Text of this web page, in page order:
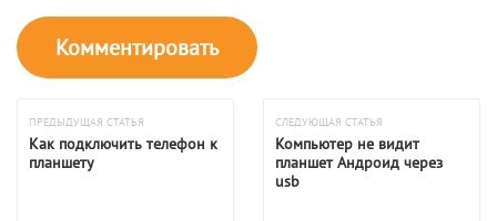
ПРЕДЫДУЩАЯ СТАТЬЯ
Как подключить телефон к
планшету
СЛЕДУЮЩАЯ СТАТЬЯ
Компьютер не видит
планшет Андроид через
usb